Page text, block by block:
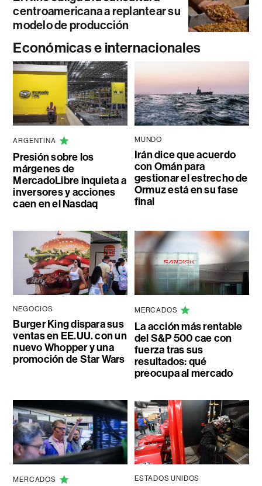
centroamericana a replantear su
modelo de producción
Económicas e internacionales
ARGENTINA
Presión sobre los
márgenes de
MercadoLibre inquieta a
inversores y acciones
caen en el Nasdaq
MUNDO
Irán dice que acuerdo
con Omán para
gestionar el estrecho de
Ormuz está en su fase
final
NEGOCIOS
Burger King dispara sus
ventas en EE.UU. con un
nuevo Whopper y una
promoción de Star Wars
MERCADOS
La acción más rentable
del S&P 500 cae con
fuerza tras sus
resultados: qué
preocupa al mercado
MERCADOS ESTADOS UNIDOS